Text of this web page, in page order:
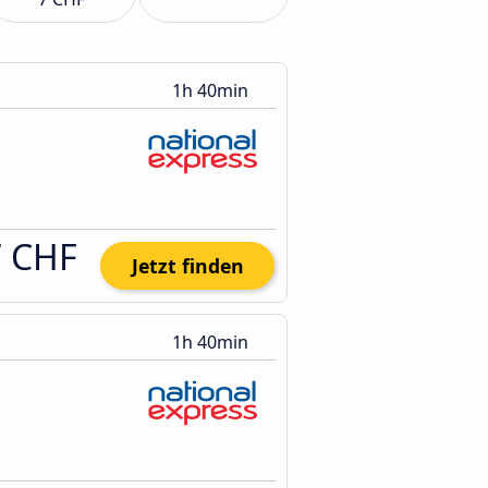
1h 40min
CHF Jetzt finden
1h 40min